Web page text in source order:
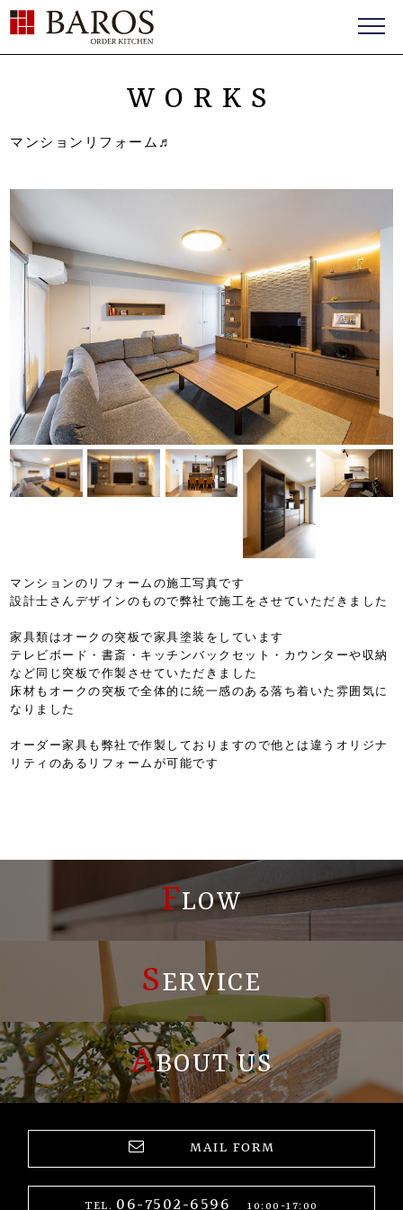
WORKS
マンションリフォーム♬
マンションのリフォームの施工写真です
設計士さんデザインのもので弊社で施工をさせていただきました
家具類はオークの突板で家具塗装をしています
テレビボード・書斎・キッチンバックセット・カウンターや収納
など同じ突板で作製させていただきました
床材もオークの突板で全体的に統一感のある落ち着いた雰囲気に
なりました
オーダー家具も弊社で作製しておりますので他とは違うオリジナ
リティのあるリフォームが可能です
FLOW
SERVICE
ABOUT US
MAIL FORM
TEL. 06-7502-6596 10:00-17:00